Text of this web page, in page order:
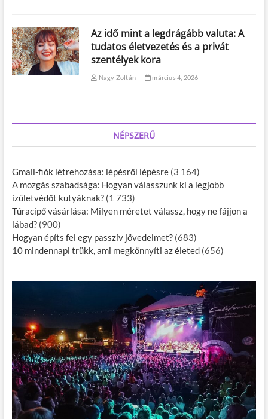
Az idő mint a legdrágább valuta: A
tudatos életvezetés és a privát
szentélyek kora
Nagy Zoltán március 4, 2026
NÉPSZERŰ
Gmail-fiók létrehozása: lépésről lépésre (3 164)
A mozgás szabadsága: Hogyan válasszunk ki a legjobb
ízületvédőt kutyáknak? (1 733)
Túracipő vásárlása: Milyen méretet válassz, hogy ne fájjon a
lábad? (900)
Hogyan építs fel egy passzív jövedelmet? (683)
10 mindennapi trükk, ami megkönnyíti az életed (656)